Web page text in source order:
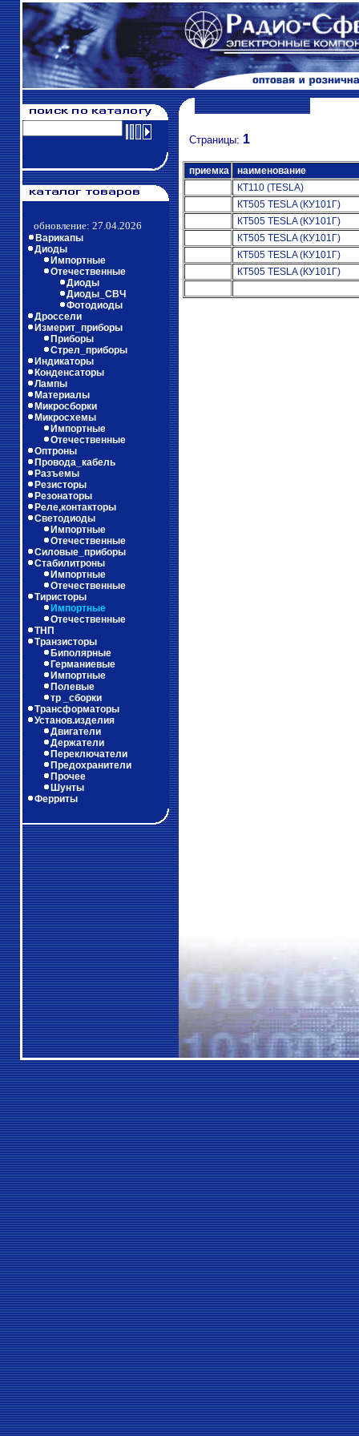
обновление: 27.04.2026
Варикапы
Диоды
Импортные
Отечественные
Диоды
Диоды_СВЧ
Фотодиоды
Дроссели
Измерит_приборы
Приборы
Стрел_приборы
Индикаторы
Конденсаторы
Лампы
Материалы
Микросборки
Микросхемы
Импортные
Отечественные
Оптроны
Провода_кабель
Разъемы
Резисторы
Резонаторы
Реле,контакторы
Светодиоды
Импортные
Отечественные
Силовые_приборы
Стабилитроны
Импортные
Отечественные
Тиристоры
Импортные
Отечественные
ТНП
Транзисторы
Биполярные
Германиевые
Импортные
Полевые
тр _сборки
Трансформаторы
Установ.изделия
Двигатели
Держатели
Переключатели
Предохранители
Прочее
Шунты
Ферриты
Страницы: 1
приемка
наименование
КТ110 (TESLA)
КТ505 TESLA (КУ101Г)
КТ505 TESLA (КУ101Г)
КТ505 TESLA (КУ101Г)
КТ505 TESLA (КУ101Г)
КТ505 TESLA (КУ101Г)